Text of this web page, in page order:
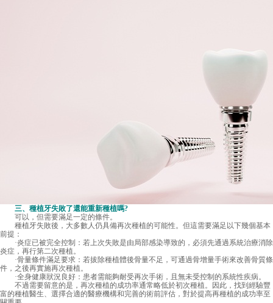
三、種植牙失敗了還能重新種植嗎?
可以，但需要滿足一定的條件。
種植牙失敗後，大多數人仍具備再次種植的可能性。但這需要滿足以下幾個基本
前提：
·炎症已被完全控制：若上次失敗是由局部感染導致的，必須先通過系統治療消除
炎症，再行第二次種植。
·骨量條件滿足要求：若拔除種植體後骨量不足，可通過骨增量手術來改善骨質條
件，之後再實施再次種植。
·全身健康狀況良好：患者需能夠耐受再次手術，且無未受控制的系統性疾病。
不過需要留意的是，再次種植的成功率通常略低於初次種植。因此，找到經驗豐
富的種植醫生、選擇合適的醫療機構和完善的術前評估，對於提高再種植的成功率至